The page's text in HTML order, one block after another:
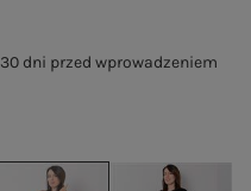
dni przed wprowadzeniem